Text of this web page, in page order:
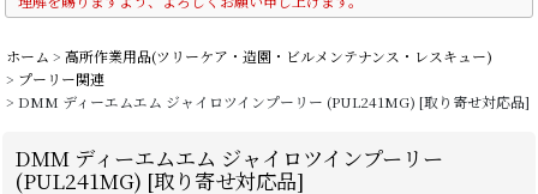
ホーム > 高所作業用品(ツリーケア・造園・ビルメンテナンス・レスキュー)
> プーリー関連
> DMM ディーエムエム ジャイロツインプーリー (PUL241MG) [取り寄せ対応品]
DMM ディーエムエム ジャイロツインプーリー
(PUL241MG) [取り寄せ対応品]